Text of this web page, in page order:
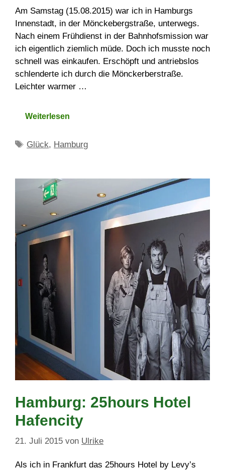
Am Samstag (15.08.2015) war ich in Hamburgs
Innenstadt, in der Mönckebergstraße, unterwegs.
Nach einem Frühdienst in der Bahnhofsmission war
ich eigentlich ziemlich müde. Doch ich musste noch
schnell was einkaufen. Erschöpft und antriebslos
schlenderte ich durch die Mönckerberstraße.
Leichter warmer …
Weiterlesen
Schlagwörter
Glück, Hamburg
Hamburg: 25hours Hotel
Hafencity
21. Juli 2015 von Ulrike
Als ich in Frankfurt das 25hours Hotel by Levy’s